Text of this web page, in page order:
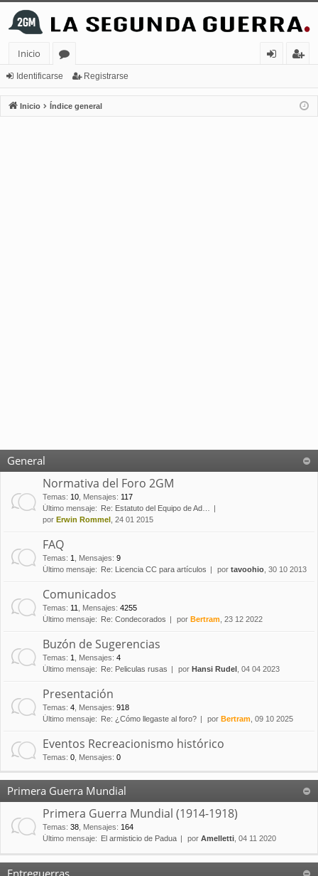
Inicio
or
os
nt
ifi
ist
ra
Identificarse Registrarse
Inicio Índice general
General
Normativa del Foro 2GM
Temas: 10 Mensajes: 117
Último mensaje:
Re: Estatuto del Equipo de Ad…
por Erwin Rommel , 24 01 2015
FAQ
Temas: 1 Mensajes: 9
Último mensaje:
Re: Licencia CC para artículos por tavoohio , 30 10 2013
Comunicados
Temas: 11 Mensajes: 4255
Último mensaje:
Re: Condecorados por Bertram , 23 12 2022
Buzón de Sugerencias
Temas: 1 Mensajes: 4
Último mensaje:
Re: Peliculas rusas por Hansi Rudel , 04 04 2023
Presentación
Temas: 4 Mensajes: 918
Último mensaje:
Re: ¿Cómo llegaste al foro? por Bertram , 09 10 2025
Eventos Recreacionismo histórico
Temas: 0 Mensajes: 0
Primera Guerra Mundial
Primera Guerra Mundial (1914-1918)
Temas: 38 Mensajes: 164
Último mensaje:
El armisticio de Padua por Amelletti , 04 11 2020